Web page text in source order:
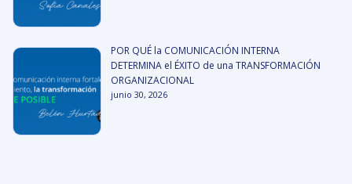
POR QUÉ la COMUNICACIÓN INTERNA
DETERMINA el ÉXITO de una TRANSFORMACIÓN
ORGANIZACIONAL
junio 30, 2026